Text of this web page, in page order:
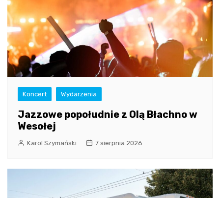
Koncert Wydarzenia
Jazzowe popołudnie z Olą Błachno w
Wesołej
Karol Szymański 7 sierpnia 2026